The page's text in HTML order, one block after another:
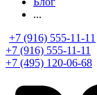
...
+7 (916) 555-11-11
+7 (916) 555-11-11
+7 (495) 120-06-68